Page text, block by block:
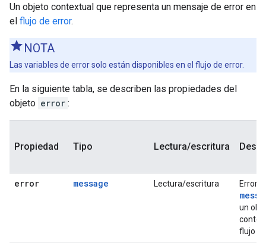
Un objeto contextual que representa un mensaje de error en
el flujo de error.
NOTA
Las variables de error solo están disponibles en el flujo de error.
En la siguiente tabla, se describen las propiedades del
objeto error :
Propiedad Tipo Lectura/escritura
error message Lectura/escritura Error
un
flujo